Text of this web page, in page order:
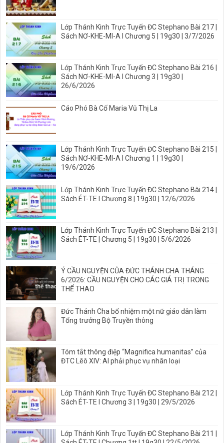
Lớp Thánh Kinh Trực Tuyến ĐC Stephano Bài 217 |
Sách NƠ-KHE-MI-A I Chương 5 | 19g30 | 3/7/2026
Lớp Thánh Kinh Trực Tuyến ĐC Stephano Bài 216 |
Sách NƠ-KHE-MI-A I Chương 3 | 19g30 |
26/6/2026
Cáo Phó Bà Cố Maria Vũ Thị La
Lớp Thánh Kinh Trực Tuyến ĐC Stephano Bài 215 |
Sách NƠ-KHE-MI-A I Chương 1 | 19g30 |
19/6/2026
Lớp Thánh Kinh Trực Tuyến ĐC Stephano Bài 214 |
Sách ÉT-TE I Chương 8 | 19g30 | 12/6/2026
Lớp Thánh Kinh Trực Tuyến ĐC Stephano Bài 213 |
Sách ÉT-TE | Chương 5 | 19g30 | 5/6/2026
Ý CẦU NGUYỆN CỦA ĐỨC THÁNH CHA THÁNG
6/2026: CẦU NGUYỆN CHO CÁC GIÁ TRỊ TRONG
THỂ THAO
Đức Thánh Cha bổ nhiệm một nữ giáo dân làm
Tổng trưởng Bộ Truyền thông
Tóm tắt thông điệp “Magnifica humanitas” của
ĐTC Lêô XIV: AI phải phục vụ nhân loại
Lớp Thánh Kinh Trực Tuyến ĐC Stephano Bài 212 |
Sách ÉT-TE I Chương 3 | 19g30 | 29/5/2026
Lớp Thánh Kinh Trực Tuyến ĐC Stephano Bài 211 |